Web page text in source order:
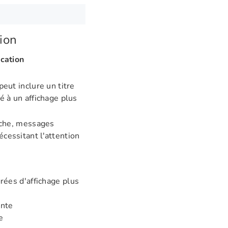
inclure un titre
à un affichage plus
messages
l'attention
d'affichage plus